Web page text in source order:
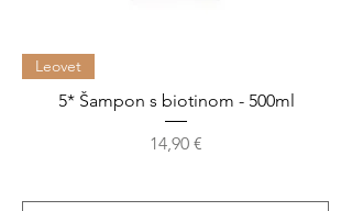
Leovet
5* Šampon s biotinom - 500ml
Cijena
14,90 €